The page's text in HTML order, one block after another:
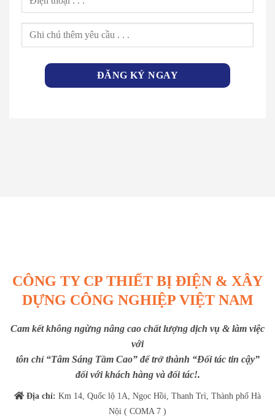
CÔNG TY CP THIẾT BỊ ĐIỆN & XÂY
DỰNG CÔNG NGHIỆP VIỆT NAM
Cam kết không ngừng nâng cao chất lượng dịch vụ & làm việc
với
tôn chỉ “Tâm Sáng Tầm Cao” để trở thành “Đối tác tin cậy”
đối với khách hàng và đối tác!.
Địa chỉ: Km 14, Quốc lộ 1A, Ngọc Hồi, Thanh Trì, Thành phố Hà
Nội ( COMA 7 )